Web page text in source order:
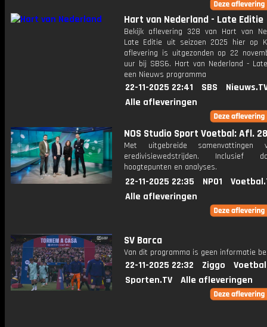
Hart van Nederland - Late Editie
Bekijk aflevering 328 van Hart van
Late Editie uit seizoen 2025 hier op
aflevering is uitgezonden op 22
uur bij SBS6. Hart van Nederland -
een Nieuws programma
22-11-2025 22:41 SBS
Alle afleveringen
NOS Studio Sport Voetbal: Afl. 28
Met uitgebreide samenvattingen
eredivisiewedstrijden. Inclusief
hoogtepunten en analyses.
22-11-2025 22:35 NPO1
Alle afleveringen
SV Barca
Van dit programma is geen informatie
22-11-2025 22:32 Ziggo
Sporten.TV
Alle afleveringen